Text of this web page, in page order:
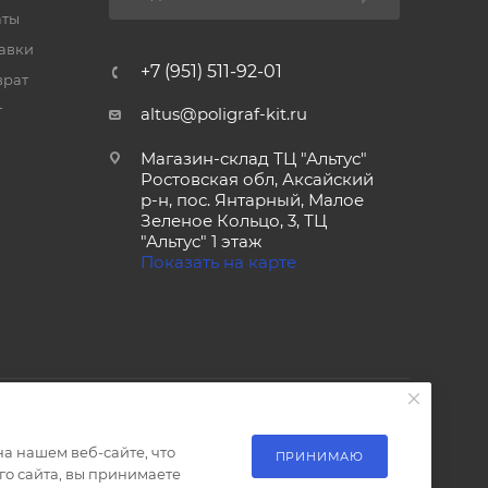
+7 (951) 511-92-01
altus@poligraf-kit.ru
Магазин-склад ТЦ "Альтус"
Ростовская обл, Аксайский
р-н, пос. Янтарный, Малое
Зеленое Кольцо, 3, ТЦ
"Альтус" 1 этаж
Показать на карте
нашем веб-сайте, что
сайта, вы принимаете
ПРИНИМАЮ